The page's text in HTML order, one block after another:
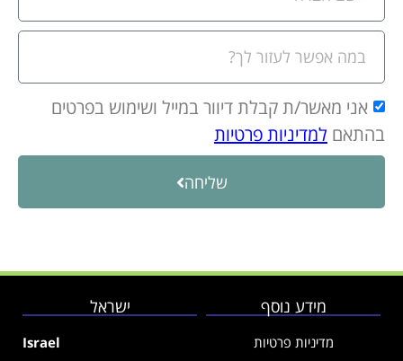
אני מאשר/ת קבלת דיוור במייל ושימוש בפרטים
בהתאם למדיניות פרטיות
שליחה
מידע נוסף
מדיניות פרטיות
ישראל
Israel